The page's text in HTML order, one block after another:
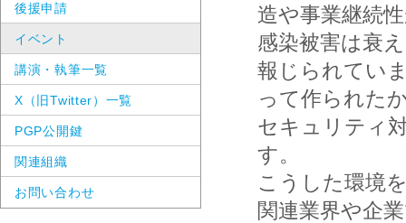
造や事業継続
感染被害は衰
報じられてい
って作られた
セキュリティ
す。
こうした環境
関連業界や企
後援申請
イベント
講演・執筆一覧
X（旧Twitter）一覧
PGP公開鍵
関連組織
お問い合わせ